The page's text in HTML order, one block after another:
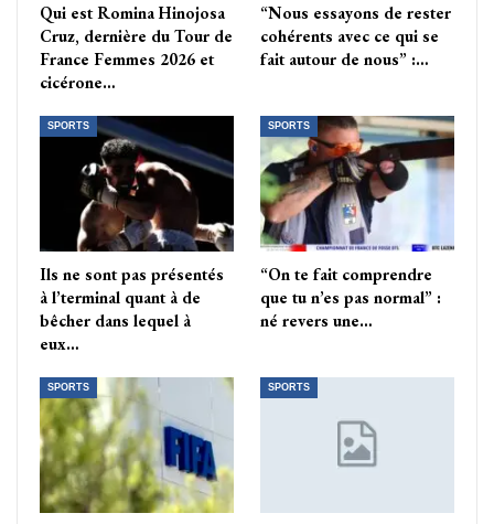
Qui est Romina Hinojosa
Cruz, dernière du Tour de
France Femmes 2026 et
cicérone…
“Nous essayons de rester
cohérents avec ce qui se
fait autour de nous” :…
SPORTS
Ils ne sont pas présentés
à l’terminal quant à de
bêcher dans lequel à
eux…
SPORTS
“On te fait comprendre
que tu n’es pas normal” :
né revers une…
SPORTS SPORTS